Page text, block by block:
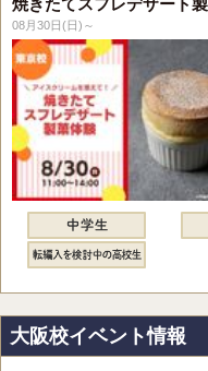
焼きたてスフレデザート製
08月30日(日)～
大阪校イベント情報